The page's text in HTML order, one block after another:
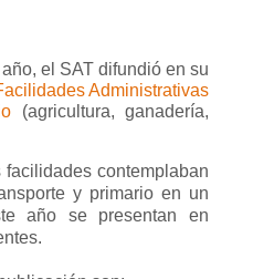
el SAT difundió en su
Administrativas
(agricultura, ganadería,
contemplaban
y primario en un
año se presentan en